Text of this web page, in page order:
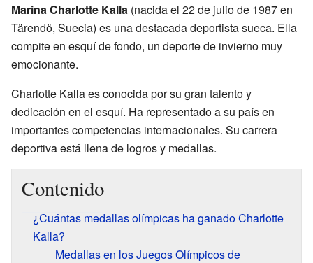
Marina Charlotte Kalla (nacida el 22 de julio de 1987 en
Tärendö, Suecia) es una destacada deportista sueca. Ella
compite en esquí de fondo, un deporte de invierno muy
emocionante.
Charlotte Kalla es conocida por su gran talento y
dedicación en el esquí. Ha representado a su país en
importantes competencias internacionales. Su carrera
deportiva está llena de logros y medallas.
Contenido
¿Cuántas medallas olímpicas ha ganado Charlotte
Kalla?
Medallas en los Juegos Olímpicos de